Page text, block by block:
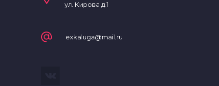
ул. Кирова д.1
exkaluga@mail.ru